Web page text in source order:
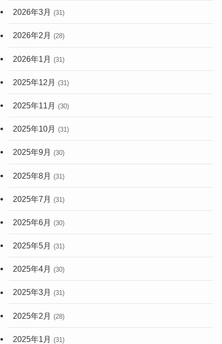
2026年3月 (31)
2026年2月 (28)
2026年1月 (31)
2025年12月 (31)
2025年11月 (30)
2025年10月 (31)
2025年9月 (30)
2025年8月 (31)
2025年7月 (31)
2025年6月 (30)
2025年5月 (31)
2025年4月 (30)
2025年3月 (31)
2025年2月 (28)
2025年1月 (31)